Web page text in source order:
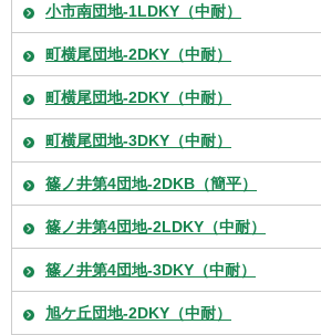
小市南団地-1LDKY（中耐）
町横尾団地-2DKY（中耐）
町横尾団地-2DKY（中耐）
町横尾団地-3DKY（中耐）
篠ノ井第4団地-2DKB（簡平）
篠ノ井第4団地-2LDKY（中耐）
篠ノ井第4団地-3DKY（中耐）
旭ケ丘団地-2DKY（中耐）